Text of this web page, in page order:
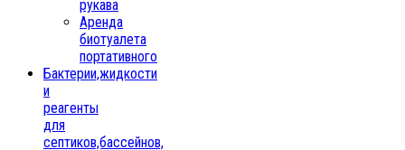
рукава
Аренда
биотуалета
портативного
Бактерии,жидкости
и
реагенты
для
септиков,бассейнов,